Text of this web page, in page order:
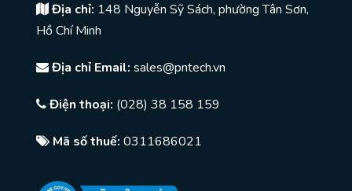
Địa chỉ: 148 Nguyễn Sỹ Sách, phường Tân Sơn,
Hồ Chí Minh
Địa chỉ Email: sales@pntech.vn
Điện thoại: (028) 38 158 159
Mã số thuế: 0311686021